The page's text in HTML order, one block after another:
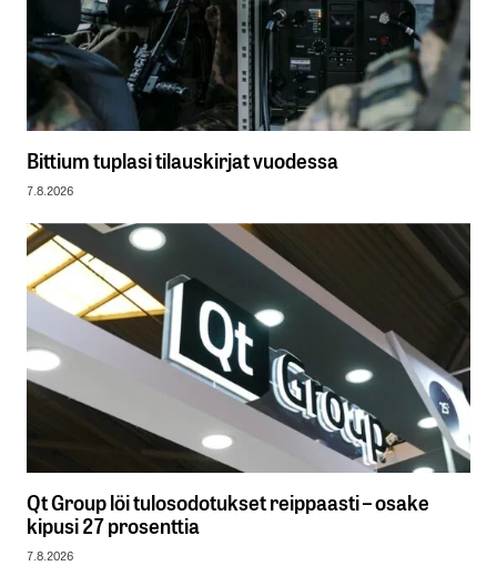
Bittium tuplasi tilauskirjat vuodessa
7.8.2026
Qt Group löi tulosodotukset reippaasti – osake
kipusi 27 prosenttia
7.8.2026